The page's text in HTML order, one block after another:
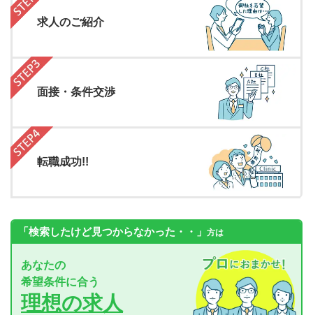
求人のご紹介
面接・条件交渉
転職成功!!
「検索したけど見つからなかった・・」 方は
あなたの
希望条件に合う
理想の求人